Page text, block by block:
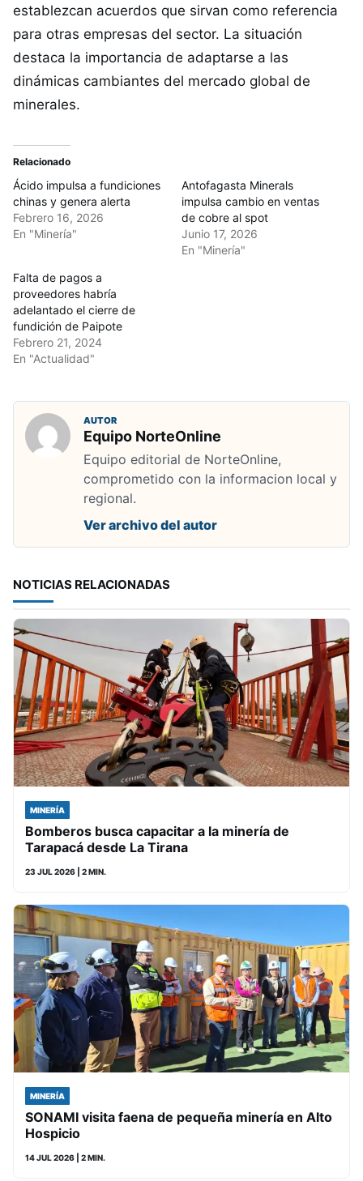
establezcan acuerdos que sirvan como referencia
para otras empresas del sector. La situación
destaca la importancia de adaptarse a las
dinámicas cambiantes del mercado global de
minerales.
Relacionado
Ácido impulsa a fundiciones
chinas y genera alerta
Febrero 16, 2026
En "Minería"
Antofagasta Minerals
impulsa cambio en ventas
de cobre al spot
Junio 17, 2026
En "Minería"
Falta de pagos a
proveedores habría
adelantado el cierre de
fundición de Paipote
Febrero 21, 2024
En "Actualidad"
AUTOR
Equipo NorteOnline
Equipo editorial de NorteOnline,
comprometido con la informacion local y
regional.
Ver archivo del autor
NOTICIAS RELACIONADAS
MINERÍA
Bomberos busca capacitar a la minería de
Tarapacá desde La Tirana
23 JUL 2026 | 2 MIN.
MINERÍA
SONAMI visita faena de pequeña minería en Alto
Hospicio
14 JUL 2026 | 2 MIN.